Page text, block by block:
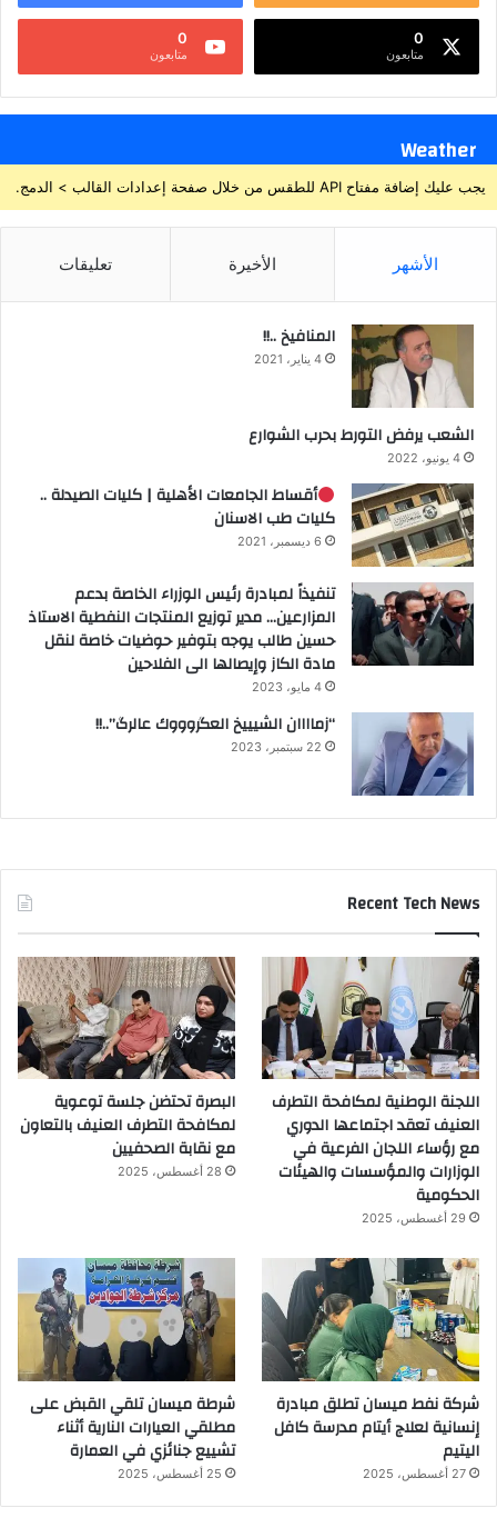
0
متابعون
0
متابعون
Weather
يجب عليك إضافة مفتاح API للطقس من خلال صفحة إعدادات القالب > الدمج.
الأشهر الأخيرة تعليقات
المنافيخ ..!!
4 يناير، 2021
الشعب يرفض التورط بحرب الشوارع
4 يونيو، 2022
أقساط الجامعات الأهلية | كليات الصيدلة ..
كليات طب الاسنان
6 ديسمبر، 2021
تنفيذاً لمبادرة رئيس الوزراء الخاصة بدعم
المزارعين… مدير توزيع المنتجات النفطية الاستاذ
حسين طالب يوجه بتوفير حوضيات خاصة لنقل
مادة الكاز وإيصالها الى الفلاحين
4 مايو، 2023
“زماااان الشيييخ العگروووك عالرگ”..!!
22 سبتمبر، 2023
Recent Tech News
اللجنة الوطنية لمكافحة التطرف
العنيف تعقد اجتماعها الدوري
مع رؤساء اللجان الفرعية في
الوزارات والمؤسسات والهيئات
الحكومية
29 أغسطس، 2025
البصرة تحتضن جلسة توعوية
لمكافحة التطرف العنيف بالتعاون
مع نقابة الصحفيين
28 أغسطس، 2025
شركة نفط ميسان تطلق مبادرة
إنسانية لعلاج أيتام مدرسة كافل
اليتيم
27 أغسطس، 2025
شرطة ميسان تلقي القبض على
مطلقي العيارات النارية أثناء
تشييع جنائزي في العمارة
25 أغسطس، 2025